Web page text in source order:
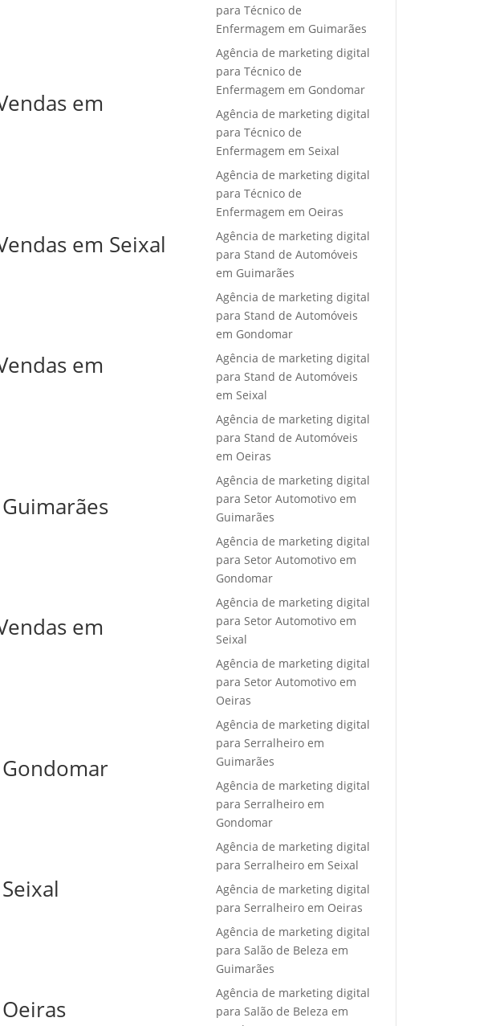
em
em Seixal
em
em
para Técnico de
Enfermagem em Guimarães
Agência de marketing digital
para Técnico de
Enfermagem em Gondomar
Agência de marketing digital
para Técnico de
Enfermagem em Seixal
Agência de marketing digital
para Técnico de
Enfermagem em Oeiras
Agência de marketing digital
para Stand de Automóveis
em Guimarães
Agência de marketing digital
para Stand de Automóveis
em Gondomar
Agência de marketing digital
para Stand de Automóveis
em Seixal
Agência de marketing digital
para Stand de Automóveis
em Oeiras
Agência de marketing digital
para Setor Automotivo em
Guimarães
Agência de marketing digital
para Setor Automotivo em
Gondomar
Agência de marketing digital
para Setor Automotivo em
Seixal
Agência de marketing digital
para Setor Automotivo em
Oeiras
Agência de marketing digital
para Serralheiro em
Guimarães
Agência de marketing digital
para Serralheiro em
Gondomar
Agência de marketing digital
para Serralheiro em Seixal
Agência de marketing digital
para Serralheiro em Oeiras
Agência de marketing digital
para Salão de Beleza em
Guimarães
Agência de marketing digital
para Salão de Beleza em